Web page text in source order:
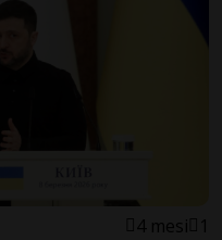
4 mesi 1